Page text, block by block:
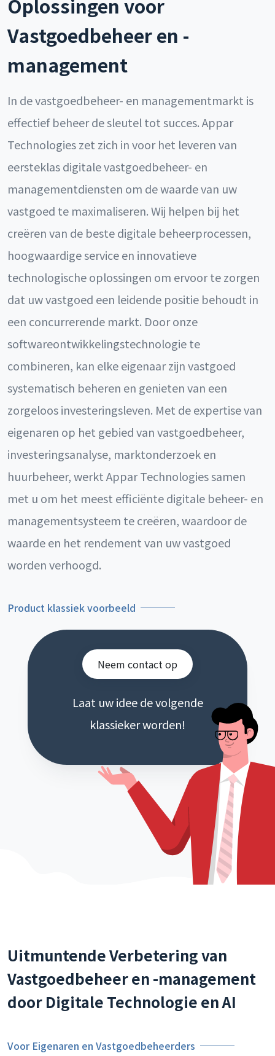
Oplossingen voor
Vastgoedbeheer en -
management
In de vastgoedbeheer- en managementmarkt is
effectief beheer de sleutel tot succes. Appar
Technologies zet zich in voor het leveren van
eersteklas digitale vastgoedbeheer- en
managementdiensten om de waarde van uw
vastgoed te maximaliseren. Wij helpen bij het
creëren van de beste digitale beheerprocessen,
hoogwaardige service en innovatieve
technologische oplossingen om ervoor te zorgen
dat uw vastgoed een leidende positie behoudt in
een concurrerende markt. Door onze
softwareontwikkelingstechnologie te
combineren, kan elke eigenaar zijn vastgoed
systematisch beheren en genieten van een
zorgeloos investeringsleven. Met de expertise van
eigenaren op het gebied van vastgoedbeheer,
investeringsanalyse, marktonderzoek en
huurbeheer, werkt Appar Technologies samen
met u om het meest efficiënte digitale beheer- en
managementsysteem te creëren, waardoor de
waarde en het rendement van uw vastgoed
worden verhoogd.
Product klassiek voorbeeld
Neem contact op
Laat uw idee de volgende
klassieker worden!
Uitmuntende Verbetering van
Vastgoedbeheer en -management
door Digitale Technologie en AI
Voor Eigenaren en Vastgoedbeheerders